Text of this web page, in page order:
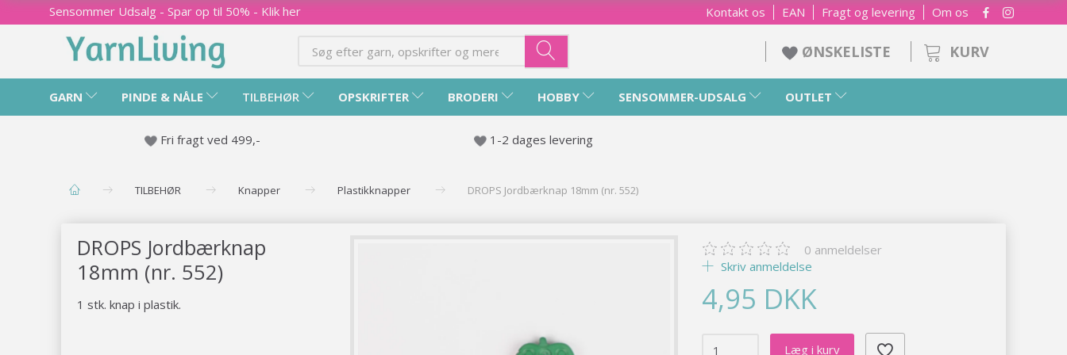
Sensommer Udsalg - Spar op til 50% - Klik her Om os
Fragt og levering
EAN
Kontakt os
KURV
ØNSKELISTE
GARN PINDE & NÅLE TILBEHØR OPSKRIFTER BRODERI HOBBY SENSOMMER-UDSALG OUTLET
Fri fragt ved 499,- 1-2 dages levering
TILBEHØR Knapper Plastikknapper DROPS Jordbærknap 18mm (nr. 552)
DROPS Jordbærknap
18mm (nr. 552)
1 stk. knap i plastik.
0 anmeldelser
Skriv anmeldelse
4,95 DKK
Læg i kurv